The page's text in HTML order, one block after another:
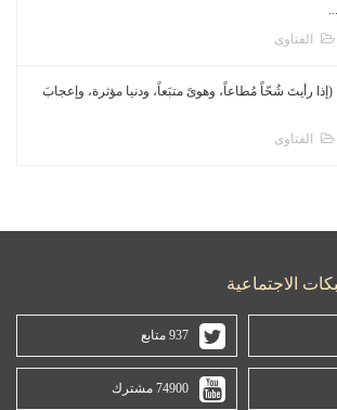
الفتاوى
رأيتَ شُحّاً مُطاعاً، وهوىً متبَعاً، ودنيا مؤثرة، وإعجابَ
الفتاوى
الاجتماعية
937 متابع
74900 مشترك